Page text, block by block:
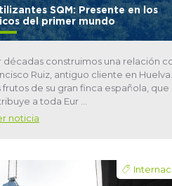
SQM: Presente en los
del primer mundo
décadas construimos una relación
Ruiz, antiguo cliente en Huelva.
frutos de su gran finca española, que
a toda Eur ...
noticia